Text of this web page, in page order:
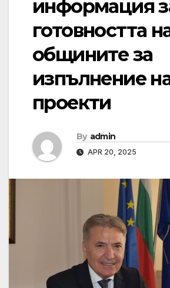
информация
готовността
общините за
изпълнение
проекти
By admin
APR 20, 2025